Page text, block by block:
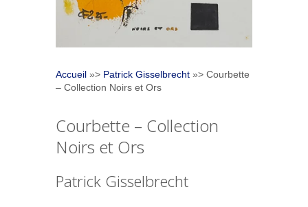
Accueil»> Patrick Gisselbrecht»> Courbette
– Collection Noirs et Ors
Courbette – Collection
Noirs et Ors
Patrick Gisselbrecht